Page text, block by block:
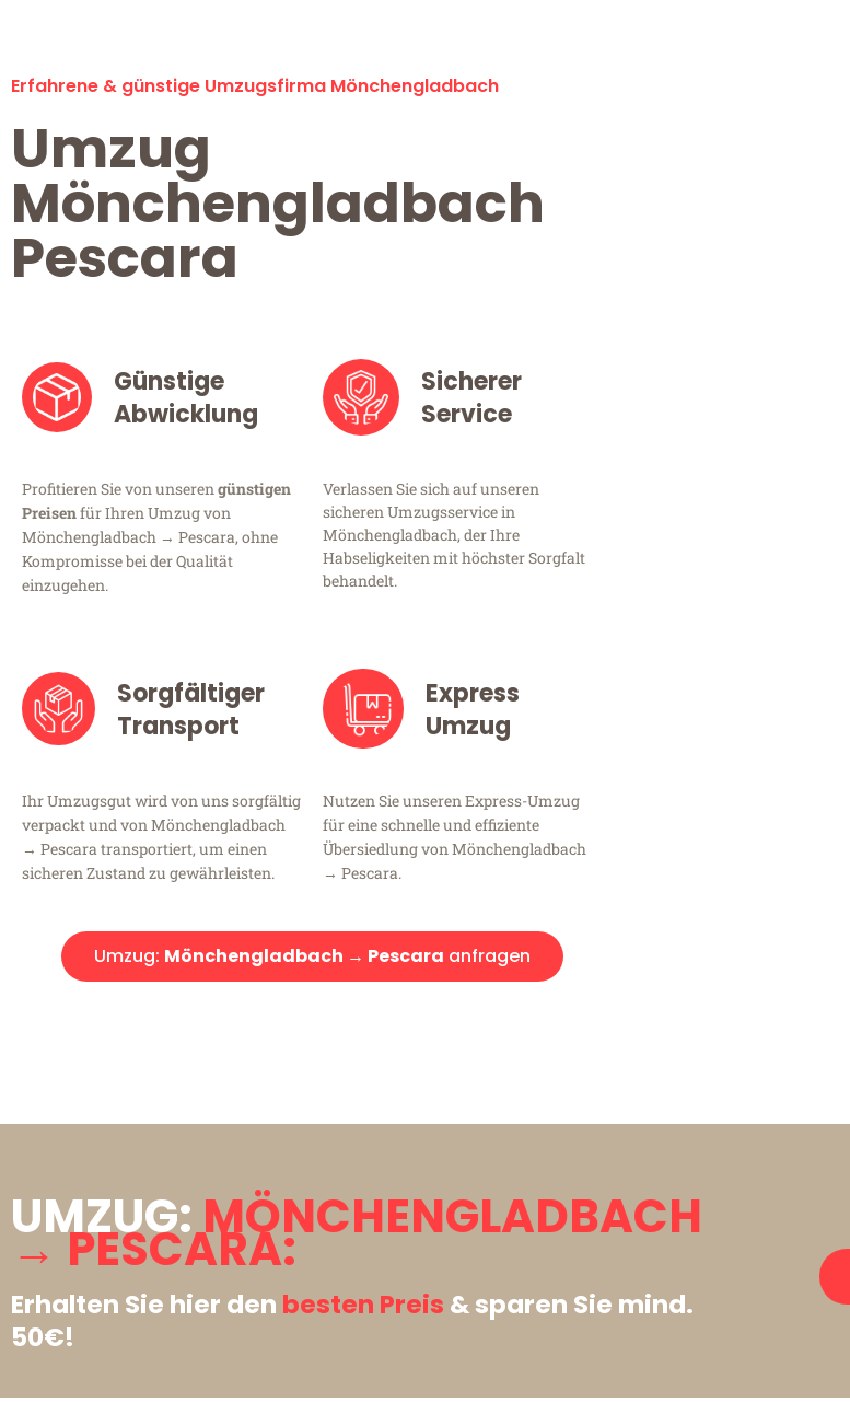
Erfahrene & günstige Umzugsfirma Mönchengladbach
Umzug
Mönchengladbach
Pescara
Günstige
Abwicklung
Profitieren Sie von unserengünstigen
Preisenfür Ihren Umzug von
Mönchengladbach → Pescara, ohne
Kompromisse bei der Qualität
einzugehen.
Sicherer
Service
Verlassen Sie sich auf unseren
sicheren Umzugsservice in
Mönchengladbach, der Ihre
Habseligkeiten mit höchster Sorgfalt
behandelt.
Sorgfältiger
Transport
Ihr Umzugsgut wird von uns sorgfältig
verpackt und von Mönchengladbach
→ Pescara transportiert, um einen
sicheren Zustand zu gewährleisten.
Express
Umzug
Nutzen Sie unseren Express-Umzug
für eine schnelle und effiziente
Übersiedlung von Mönchengladbach
→ Pescara.
Umzug: Mönchengladbach → Pescara anfragen
UMZUG:MÖNCHENGLADBACH
→ PESCARA:
Erhalten Sie hier den besten Preis & sparen Sie mind.
50€!